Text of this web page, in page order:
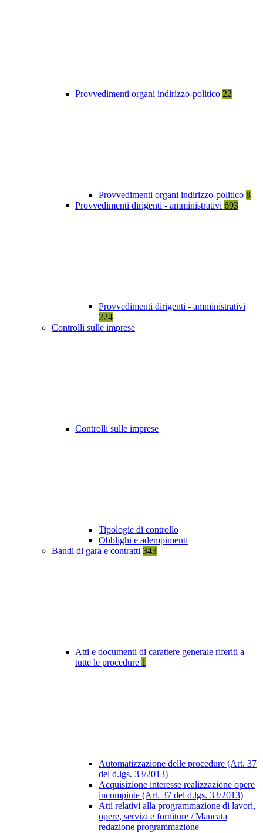
Provvedimenti organi indirizzo-politico 22
Provvedimenti organi indirizzo-politico 8
Provvedimenti dirigenti - amministrativi 693
Provvedimenti dirigenti - amministrativi
224
Controlli sulle imprese
Controlli sulle imprese
Tipologie di controllo
Obblighi e adempimenti
Bandi di gara e contratti 343
Atti e documenti di carattere generale riferiti a
tutte le procedure 1
Automatizzazione delle procedure (Art. 37
del d.lgs. 33/2013)
Acquisizione interesse realizzazione opere
incompiute (Art. 37 del d.lgs. 33/2013)
Atti relativi alla programmazione di lavori,
opere, servizi e forniture / Mancata
redazione programmazione